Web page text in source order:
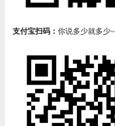
支付宝扫码： 你说多少就多少~